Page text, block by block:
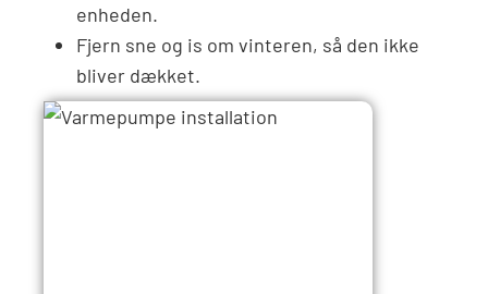
enheden.
Fjern sne og is om vinteren, så den ikke
bliver dækket.